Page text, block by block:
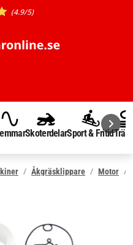
(4.9/5)
SkoterdelarSport & Fritid
Åkgräsklippare Motor